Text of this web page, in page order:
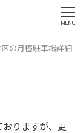
の月極駐車場詳細
りますが、更